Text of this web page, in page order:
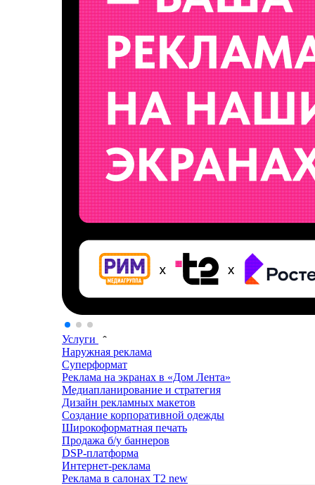
Услуги
Наружная реклама
Суперформат
Реклама на экранах в «Дом Лента»
Медиапланирование и стратегия
Дизайн рекламных макетов
Создание корпоративной одежды
Широкоформатная печать
Продажа б/у баннеров
DSP-платформа
Интернет-реклама
Реклама в салонах T2 new